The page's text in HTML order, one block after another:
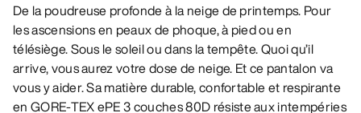
De la poudreuse profonde à la neige de printemps. Pour
les ascensions en peaux de phoque, à pied ou en
télésiège. Sous le soleil ou dans la tempête. Quoi qu’il
arrive, vous aurez votre dose de neige. Et ce pantalon va
vous y aider. Sa matière durable, confortable et respirante
en GORE-TEX ePE 3 couches 80D résiste aux intempéries